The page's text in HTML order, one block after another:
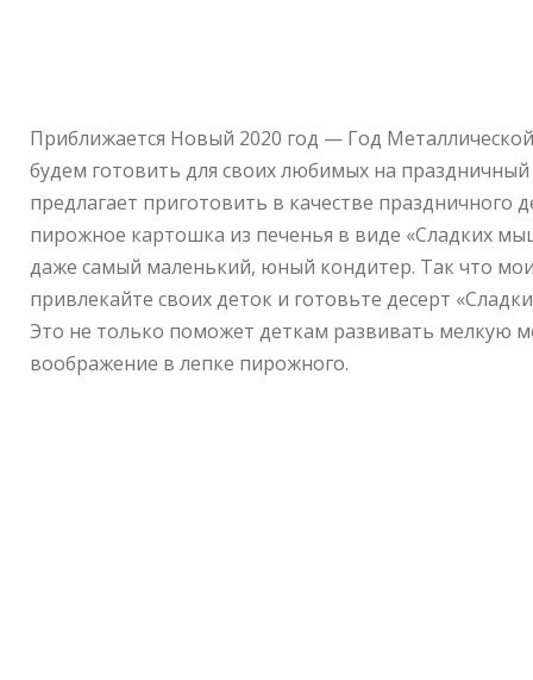
Приближается Новый 2020 год — Год
будем готовить для своих любимых на праздничный
предлагает приготовить в качестве
пирожное картошка из печенья в виде «Сладких
даже самый маленький, юный кондитер. Так что
привлекайте своих деток и готовьте десерт
Это не только поможет деткам развивать мелкую
воображение в лепке пирожного.